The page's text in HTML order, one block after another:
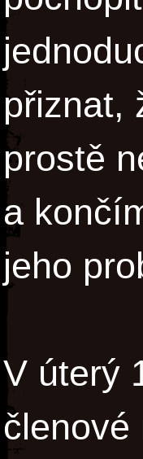
přiznat,
prostě
a
jeho
V úterý
členové